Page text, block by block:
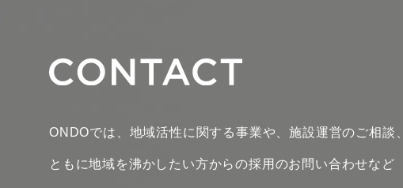
ONDOでは、地域活性に関する事業や、施設運営のご相談、
ともに地域を沸かしたい方からの採用のお問い合わせなど